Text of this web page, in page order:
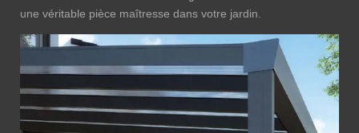
une véritable pièce maîtresse dans votre jardin.